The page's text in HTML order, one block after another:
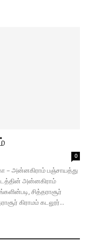
0
– அன்னகிராம் பஞ்சாயத்து
அன்னகிராம்
சித்தராசூர்
கிராமம் கடலூர்...